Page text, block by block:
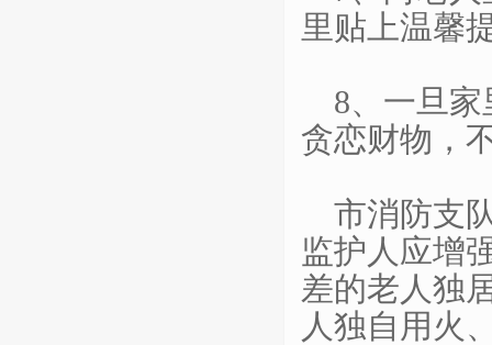
里贴上温馨
8、一旦
贪恋财物，
市消防支
监护人应增
差的老人独
人独自用火